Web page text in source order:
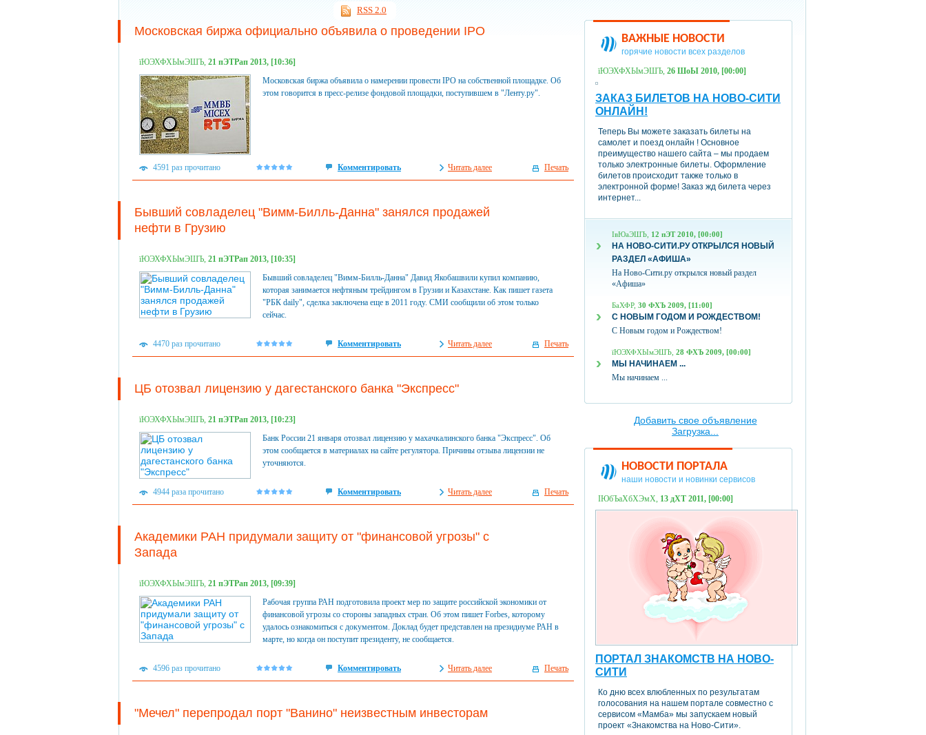
RSS 2.0
Московская биржа официально объявила о проведении IPO
їЮЭХФХЫмЭШЪ, 21 пЭТРап 2013, [10:36]
Московская биржа объявила о намерении провести IPO на собственной площадке. Об
этом говорится в пресс-релизе фондовой площадки, поступившем в "Ленту.ру".
4591 раз прочитано Комментировать Читать далее Печать
Бывший совладелец "Вимм-Билль-Данна" занялся продажей
нефти в Грузию
їЮЭХФХЫмЭШЪ, 21 пЭТРап 2013, [10:35]
Бывший совладелец "Вимм-Билль-Данна" Давид Якобашвили купил компанию,
которая занимается нефтяным трейдингом в Грузии и Казахстане. Как пишет газета
"РБК daily", сделка заключена еще в 2011 году. СМИ сообщили об этом только
сейчас.
4470 раз прочитано Комментировать Читать далее Печать
ЦБ отозвал лицензию у дагестанского банка "Экспресс"
їЮЭХФХЫмЭШЪ, 21 пЭТРап 2013, [10:23]
Банк России 21 января отозвал лицензию у махачкалинского банка "Экспресс". Об
этом сообщается в материалах на сайте регулятора. Причины отзыва лицензии не
уточняются.
4944 раза прочитано Комментировать Читать далее Печать
Академики РАН придумали защиту от "финансовой угрозы" с
Запада
їЮЭХФХЫмЭШЪ, 21 пЭТРап 2013, [09:39]
Рабочая группа РАН подготовила проект мер по защите российской экономики от
финансовой угрозы со стороны западных стран. Об этом пишет Forbes, которому
удалось ознакомиться с документом. Доклад будет представлен на президиуме РАН в
марте, но когда он поступит президенту, не сообщается.
4596 раз прочитано Комментировать Читать далее Печать
"Мечел" перепродал порт "Ванино" неизвестным инвесторам
ВАЖНЫЕ НОВОСТИ
горячие новости всех разделов
їЮЭХФХЫмЭШЪ, 26 ШоЫ 2010, [00:00]
ЗАКАЗ БИЛЕТОВ НА НОВО-СИТИ
ОНЛАЙН!
Теперь Вы можете заказать билеты на
самолет и поезд онлайн ! Основное
преимущество нашего сайта – мы продаем
только электронные билеты. Оформление
билетов происходит также только в
электронной форме! Заказ жд билета через
интернет...
ІвЮаЭШЪ, 12 пЭТ 2010, [00:00]
НА НОВО-СИТИ.РУ ОТКРЫЛСЯ НОВЫЙ
РАЗДЕЛ «АФИША»
На Ново-Сити.ру открылся новый раздел
«Афиша»
БаХФР, 30 ФХЪ 2009, [11:00]
С НОВЫМ ГОДОМ И РОЖДЕСТВОМ!
С Новым годом и Рождеством!
їЮЭХФХЫмЭШЪ, 28 ФХЪ 2009, [00:00]
МЫ НАЧИНАЕМ ...
Мы начинаем ...
Добавить свое объявление
Загрузка...
НОВОСТИ ПОРТАЛА
наши новости и новинки сервисов
ІЮбЪаХбХЭмХ, 13 дХТ 2011, [00:00]
ПОРТАЛ ЗНАКОМСТВ НА НОВО-
СИТИ
Ко дню всех влюбленных по результатам
голосования на нашем портале совместно с
сервисом «Мамба» мы запускаем новый
проект «Знакомства на Ново-Сити».